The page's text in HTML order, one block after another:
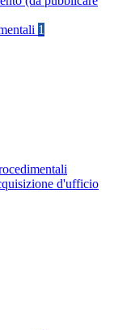
1
d'ufficio